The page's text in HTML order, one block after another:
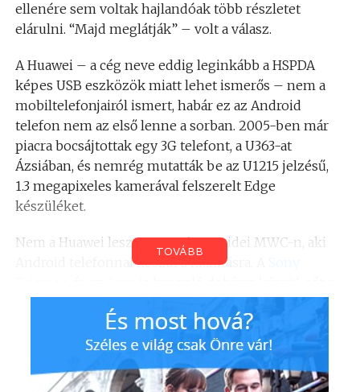
ellenére sem voltak hajlandóak több részletet
elárulni. “Majd meglátják” – volt a válasz.
A Huawei – a cég neve eddig leginkább a HSPDA
képes USB eszközök miatt lehet ismerős – nem a
mobiltelefonjairól ismert, habár ez az Android
telefon nem az első lenne a sorban. 2005-ben már
piacra bocsájtottak egy 3G telefont, a U363-at
Ázsiában, és nemrég mutatták be az U1215 jelzésű,
1.3 megapixeles kamerával felszerelt Edge
készüléket.
Nem a Huawei lesz az egyetlen az idei MWC-n, aki
Android telefonnal készül a kiállításra. A
alapú okostelefonja, a G1következő generációját
TOVÁBB